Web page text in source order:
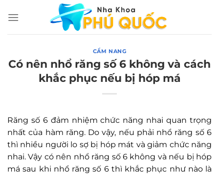
đến
CẨM NANG
Có nên nhổ răng số 6 không và cách
khắc phục nếu bị hóp má
Răng số 6 đảm nhiệm chức năng nhai quan trọng
nhất của hàm răng. Do vậy, nếu phải nhổ răng số 6
thì nhiều người lo sợ bị hóp mát và giảm chức năng
nhai. Vậy có nên nhổ răng số 6 không và nếu bị hóp
má sau khi nhổ răng số 6 thì khắc phục như nào là